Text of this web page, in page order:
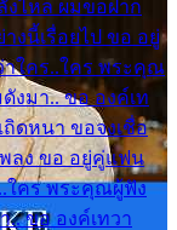
ไหล ผมขอฝาก
งนี้เรื่อยไป ขอ อยู่
าใคร..ใคร พระคุณ
งมา.. ขอ องค์เท
ดหนา ขอจงเชื่อ
พลง ขอ อยู่คู่แฟน
ใคร พระคุณผู้ฟัง
.. ขอ องค์เทวา